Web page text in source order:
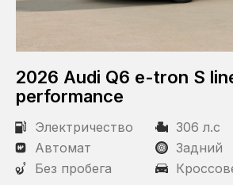
2026 Audi Q6 e-tron S
performance
Электричество
306 л.с
Автомат
Задний
Без пробега